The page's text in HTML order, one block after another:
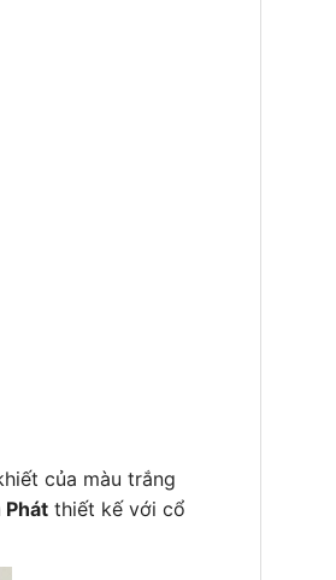
của màu trắng
thiết kế với cổ